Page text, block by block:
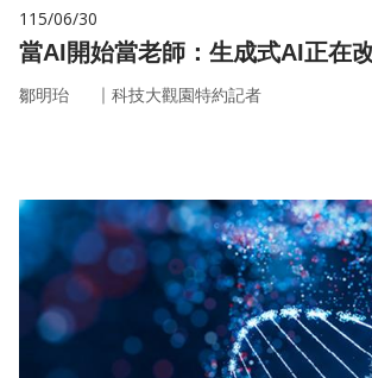
115/06/30
當AI開始當老師：生成式AI正在
鄒明珆 ｜ 科技大觀園特約記者